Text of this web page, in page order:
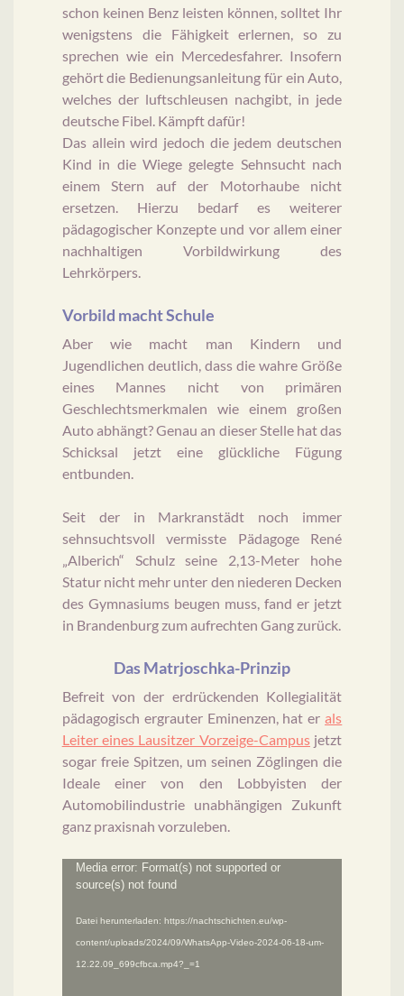
schon keinen Benz leisten können, solltet Ihr
wenigstens die Fähigkeit erlernen, so zu
sprechen wie ein Mercedesfahrer. Insofern
gehört die Bedienungsanleitung für ein Auto,
welches der luftschleusen nachgibt, in jede
deutsche Fibel. Kämpft dafür!
Das allein wird jedoch die jedem deutschen
Kind in die Wiege gelegte Sehnsucht nach
einem Stern auf der Motorhaube nicht
ersetzen. Hierzu bedarf es weiterer
pädagogischer Konzepte und vor allem einer
nachhaltigen Vorbildwirkung des
Lehrkörpers.
Vorbild macht Schule
Aber wie macht man Kindern und
Jugendlichen deutlich, dass die wahre Größe
eines Mannes nicht von primären
Geschlechtsmerkmalen wie einem großen
Auto abhängt? Genau an dieser Stelle hat das
Schicksal jetzt eine glückliche Fügung
entbunden.
Seit der in Markranstädt noch immer
sehnsuchtsvoll vermisste Pädagoge René
„Alberich“ Schulz seine 2,13-Meter hohe
Statur nicht mehr unter den niederen Decken
des Gymnasiums beugen muss, fand er jetzt
in Brandenburg zum aufrechten Gang zurück.
Das Matrjoschka-Prinzip
Befreit von der erdrückenden Kollegialität
pädagogisch ergrauter Eminenzen, hat erals
Leiter eines Lausitzer Vorzeige-Campusjetzt
sogar freie Spitzen, um seinen Zöglingen die
Ideale einer von den Lobbyisten der
Automobilindustrie unabhängigen Zukunft
ganz praxisnah vorzuleben.
Video-
Media error: Format(s) not supported or
source(s) not found
Datei herunterladen: https://nachtschichten.eu/wp-
content/uploads/2024/09/WhatsApp-Video-2024-06-18-um-
12.22.09_699cfbca.mp4?_=1